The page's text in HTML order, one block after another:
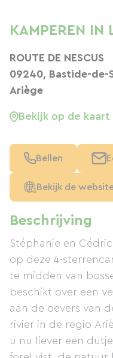
Beschrijving
Stéphanie en
op deze 4-
te midden van
beschikt over een
aan de oevers van
rivier in de regio
u nu liever een
KAMPEREN IN
ROUTE DE NESCUS
09240, Bastide-de-
Ariège
Bekijk op de kaart
Bellen
Bekijk de